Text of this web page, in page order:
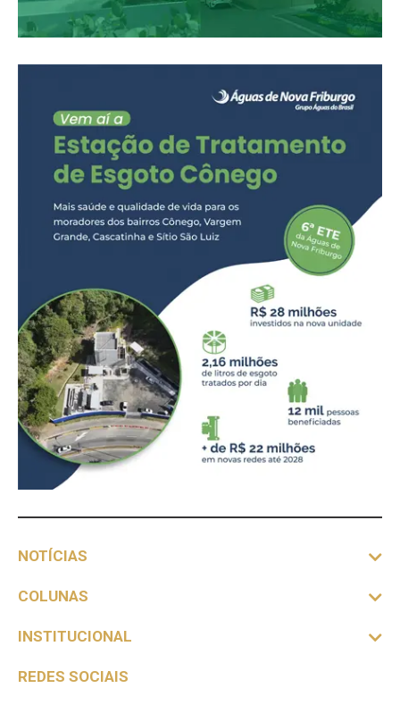
NOTÍCIAS
COLUNAS
INSTITUCIONAL
REDES SOCIAIS